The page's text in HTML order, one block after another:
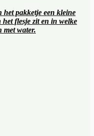
het pakketje een kleine
flesje zit en in welke
met water.